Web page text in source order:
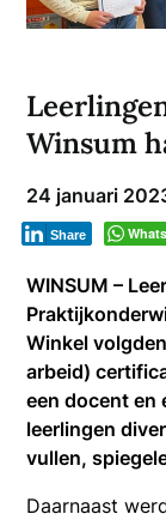
Winsum
24 januari
Share
WINSUM –
Winkel
arbeid)
een docent en
leerlingen
vullen,
Daarnaast